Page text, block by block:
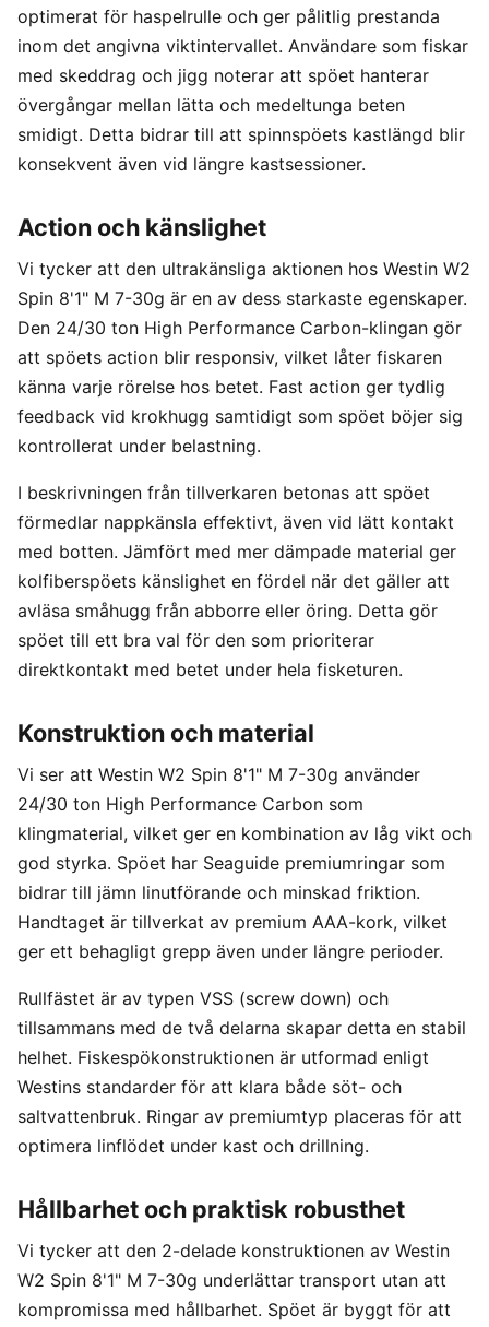
optimerat för haspelrulle och ger pålitlig prestanda
inom det angivna viktintervallet. Användare som fiskar
med skeddrag och jigg noterar att spöet hanterar
övergångar mellan lätta och medeltunga beten
smidigt. Detta bidrar till att spinnspöets kastlängd blir
konsekvent även vid längre kastsessioner.
Action och känslighet
Vi tycker att den ultrakänsliga aktionen hos Westin W2
Spin 8'1" M 7-30g är en av dess starkaste egenskaper.
Den 24/30 ton High Performance Carbon-klingan gör
att spöets action blir responsiv, vilket låter fiskaren
känna varje rörelse hos betet. Fast action ger tydlig
feedback vid krokhugg samtidigt som spöet böjer sig
kontrollerat under belastning.
I beskrivningen från tillverkaren betonas att spöet
förmedlar nappkänsla effektivt, även vid lätt kontakt
med botten. Jämfört med mer dämpade material ger
kolfiberspöets känslighet en fördel när det gäller att
avläsa småhugg från abborre eller öring. Detta gör
spöet till ett bra val för den som prioriterar
direktkontakt med betet under hela fisketuren.
Konstruktion och material
Vi ser att Westin W2 Spin 8'1" M 7-30g använder
24/30 ton High Performance Carbon som
klingmaterial, vilket ger en kombination av låg vikt och
god styrka. Spöet har Seaguide premiumringar som
bidrar till jämn linutförande och minskad friktion.
Handtaget är tillverkat av premium AAA-kork, vilket
ger ett behagligt grepp även under längre perioder.
Rullfästet är av typen VSS (screw down) och
tillsammans med de två delarna skapar detta en stabil
helhet. Fiskespökonstruktionen är utformad enligt
Westins standarder för att klara både söt- och
saltvattenbruk. Ringar av premiumtyp placeras för att
optimera linflödet under kast och drillning.
Hållbarhet och praktisk robusthet
Vi tycker att den 2-delade konstruktionen av Westin
W2 Spin 8'1" M 7-30g underlättar transport utan att
kompromissa med hållbarhet. Spöet är byggt för att